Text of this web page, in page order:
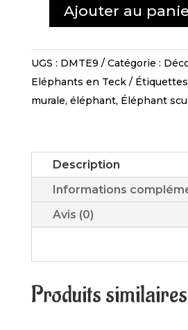
quantité
Décoration
Éléphants
DMTE
Ajouter au
UGS : DMTE9 Catégorie :
Eléphants en Teck
Étiquettes
murale, éléphant, Éléphant
Description
Informations
Avis (0)
Produits similaires